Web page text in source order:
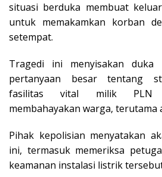
situasi berduka membuat
untuk memakamkan korban
setempat.
Tragedi ini menyisakan duka
pertanyaan besar tentang
fasilitas vital milik PLN
membahayakan warga, terutama
Pihak kepolisian menyatakan
ini, termasuk memeriksa
keamanan instalasi listrik